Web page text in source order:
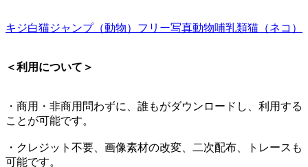
キジ白猫ジャンプ（動物） フリー写真動物哺乳類猫（ネコ）
＜利用について＞
・商用・非商用問わずに、誰もがダウンロードし、利用する
ことが可能です。
・クレジット不要、画像素材の改変、二次配布、トレースも
可能です。